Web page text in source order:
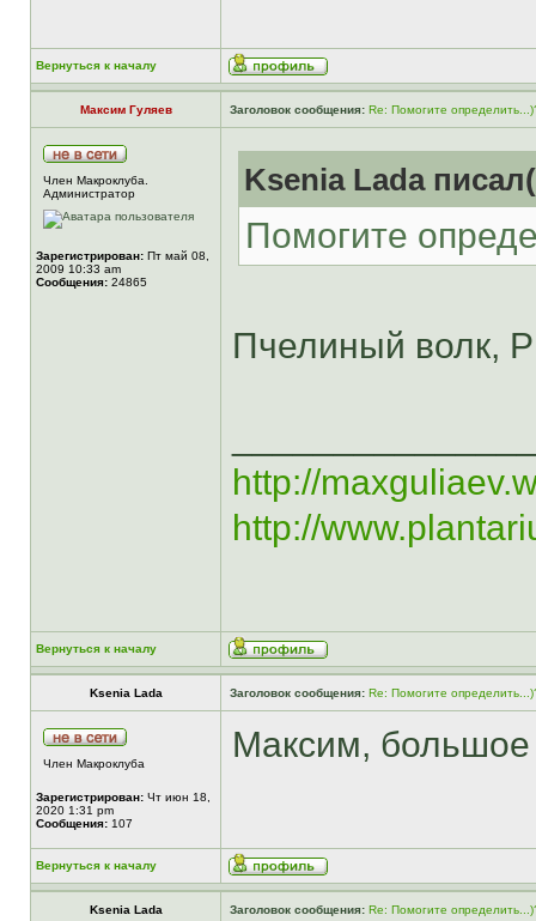
Вернуться к началу
Максим Гуляев Заголовок сообщения: Re: Помогите
Член Макроклуба.
Aдминистратор
Зарегистрирован: Пт май 08,
2009 10:33 am
Сообщения: 24865
Ksenia Lada
Помогите
Пчелиный волк,
http://
http://
Вернуться к началу
Ksenia Lada Заголовок сообщения: Re: Помогите
Член Макроклуба
Зарегистрирован: Чт июн 18,
2020 1:31 pm
Сообщения: 107
Максим, большое
Вернуться к началу
Ksenia Lada Заголовок сообщения: Re: Помогите